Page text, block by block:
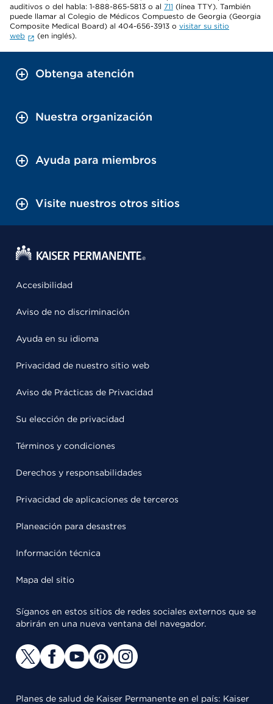
auditivos o del habla: 1-888-865-5813 o al 711 (línea TTY). También
puede llamar al Colegio de Médicos Compuesto de Georgia (Georgia
Composite Medical Board) al 404-656-3913 o visitar su sitio
web
(en inglés).
Obtenga atención
Nuestra organización
Ayuda para miembros
Visite nuestros otros sitios
Accesibilidad
Aviso de no discriminación
Ayuda en su idioma
Privacidad de nuestro sitio web
Aviso de Prácticas de Privacidad
Su elección de privacidad
Términos y condiciones
Derechos y responsabilidades
Privacidad de aplicaciones de terceros
Planeación para desastres
Información técnica
Mapa del sitio
Síganos en estos sitios de redes sociales externos que se
abrirán en una nueva ventana del navegador.
Planes de salud de Kaiser Permanente en el país: Kaiser